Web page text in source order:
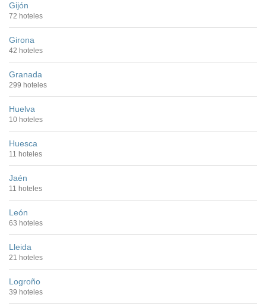
Gijón
72 hoteles
Girona
42 hoteles
Granada
299 hoteles
Huelva
10 hoteles
Huesca
11 hoteles
Jaén
11 hoteles
León
63 hoteles
Lleida
21 hoteles
Logroño
39 hoteles